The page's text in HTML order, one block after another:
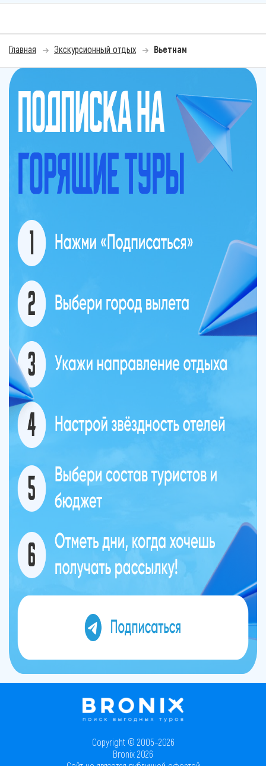
Главная Экскурсионный отдых Вьетнам
Copyright © 2005–2026
Bronix 2026